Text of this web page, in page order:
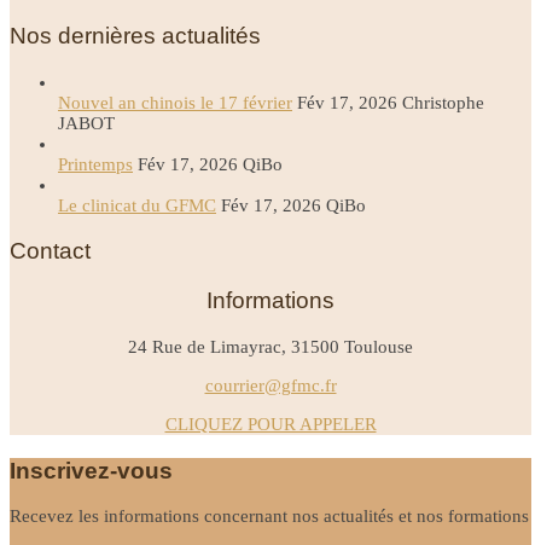
Nos dernières actualités
Nouvel an chinois le 17 février Fév 17, 2026 Christophe
JABOT
Printemps Fév 17, 2026 QiBo
Le clinicat du GFMC Fév 17, 2026 QiBo
Contact
Informations
24 Rue de Limayrac, 31500 Toulouse
courrier@gfmc.fr
CLIQUEZ POUR APPELER
Inscrivez-vous
Recevez les informations concernant nos actualités et nos formations